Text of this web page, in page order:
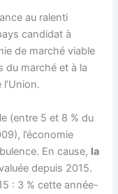
au ralenti
candidat à
de marché viable
du marché et à la
(entre 5 et 8 % du
l’économie
En cause, la
depuis 2015.
: 3 % cette année-